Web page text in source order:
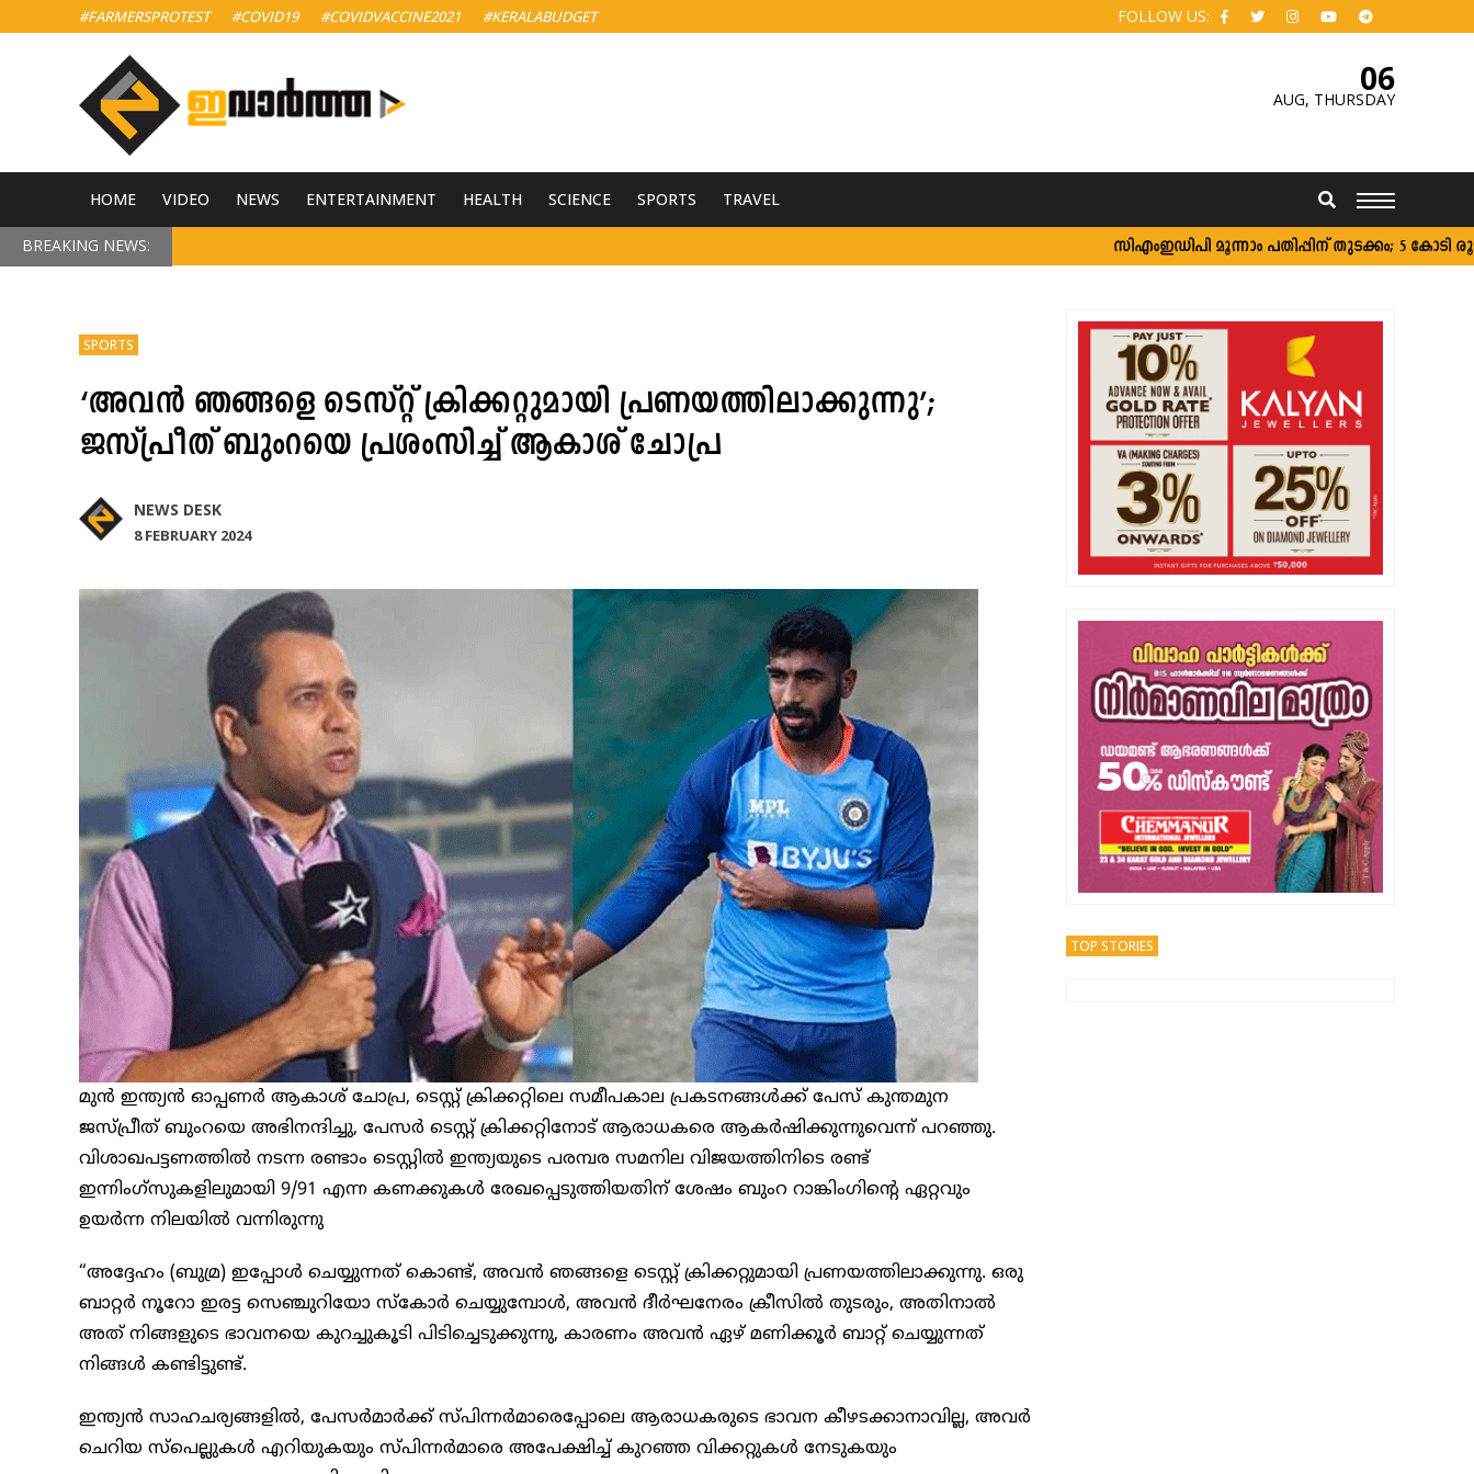
#FARMERSPROTEST #COVID19 #COVIDVACCINE2021 #KERALABUDGET FOLLOW US:
06
AUG, THURSDAY
HOME VIDEO NEWS ENTERTAINMENT HEALTH SCIENCE SPORTS TRAVEL
BREAKING NEWS: സി‌എംഇഡിപി മൂന്നാം പതിപ്പിന് തുടക്കം; 5 കോടി രൂപ
SPORTS
‘അവൻ ഞങ്ങളെ ടെസ്റ്റ് ക്രിക്കറ്റുമായി പ്രണയത്തിലാക്കുന്നു’;
ജസ്പ്രീത് ബുംറയെ പ്രശംസിച്ച് ആകാശ് ചോപ്ര
NEWS DESK
8 FEBRUARY 2024
മുൻ ഇന്ത്യൻ ഓപ്പണർ ആകാശ് ചോപ്ര, ടെസ്റ്റ് ക്രിക്കറ്റിലെ സമീപകാല പ്രകടനങ്ങൾക്ക് പേസ് കുന്തമുന
ജസ്പ്രീത് ബുംറയെ അഭിനന്ദിച്ചു, പേസർ ടെസ്റ്റ് ക്രിക്കറ്റിനോട് ആരാധകരെ ആകർഷിക്കുന്നുവെന്ന് പറഞ്ഞു.
വിശാഖപട്ടണത്തിൽ നടന്ന രണ്ടാം ടെസ്റ്റിൽ ഇന്ത്യയുടെ പരമ്പര സമനില വിജയത്തിനിടെ രണ്ട്
ഇന്നിംഗ്‌സുകളിലുമായി 9/91 എന്ന കണക്കുകൾ രേഖപ്പെടുത്തിയതിന് ശേഷം ബുംറ റാങ്കിംഗിൻ്റെ ഏറ്റവും
ഉയർന്ന നിലയിൽ വന്നിരുന്നു
“അദ്ദേഹം (ബുമ്ര) ഇപ്പോൾ ചെയ്യുന്നത് കൊണ്ട്, അവൻ ഞങ്ങളെ ടെസ്റ്റ് ക്രിക്കറ്റുമായി പ്രണയത്തിലാക്കുന്നു. ഒരു
ബാറ്റർ നൂറോ ഇരട്ട സെഞ്ചുറിയോ സ്കോർ ചെയ്യുമ്പോൾ, അവൻ ദീർഘനേരം ക്രീസിൽ തുടരും, അതിനാൽ
അത് നിങ്ങളുടെ ഭാവനയെ കുറച്ചുകൂടി പിടിച്ചെടുക്കുന്നു, കാരണം അവൻ ഏഴ് മണിക്കൂർ ബാറ്റ് ചെയ്യുന്നത്
നിങ്ങൾ കണ്ടിട്ടുണ്ട്.
ഇന്ത്യൻ സാഹചര്യങ്ങളിൽ, പേസർമാർക്ക് സ്പിന്നർമാരെപ്പോലെ ആരാധകരുടെ ഭാവന കീഴടക്കാനാവില്ല, അവർ
ചെറിയ സ്പെല്ലുകൾ എറിയുകയും സ്പിന്നർമാരെ അപേക്ഷിച്ച് കുറഞ്ഞ വിക്കറ്റുകൾ നേടുകയും
TOP STORIES